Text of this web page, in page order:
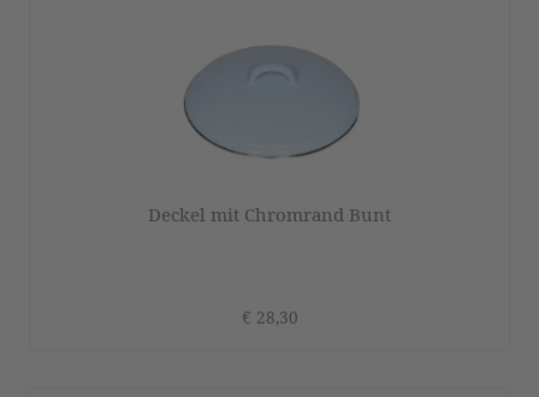
Deckel mit Chromrand Bunt
€ 28,30